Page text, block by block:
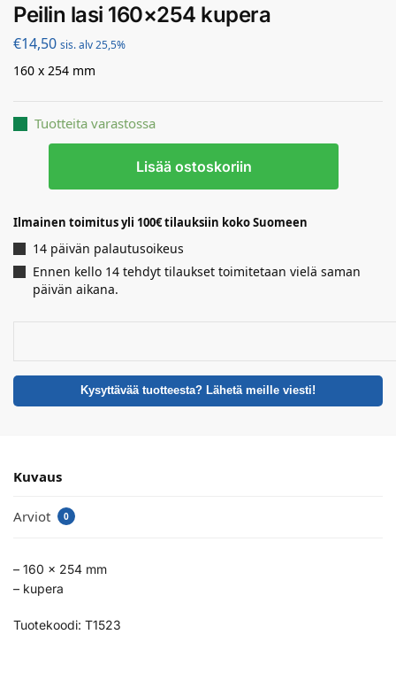
Peilin lasi 160×254 kupera
€14,50 sis. alv 25,5%
160 x 254 mm
Tuotteita varastossa
Lisää ostoskoriin
Ilmainen toimitus yli 100€ tilauksiin koko Suomeen
14 päivän palautusoikeus
Ennen kello 14 tehdyt tilaukset toimitetaan vielä saman
päivän aikana.
Kysyttävää tuotteesta? Lähetä meille viesti!
Kuvaus
Arviot 0
– 160 x 254 mm
– kupera
Tuotekoodi: T1523